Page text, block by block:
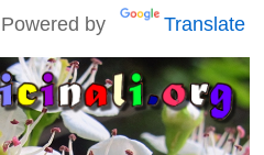
Powered by Translate